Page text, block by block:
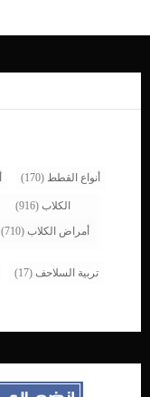
أنواع القطط (170)
الكلاب (916)
أمراض الكلاب (710)
تربية السلاحف (17)